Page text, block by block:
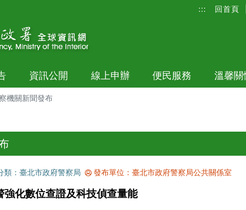
::: 回首頁
資訊公開 線上申辦 便民服務 溫馨關
機關新聞發布
類：臺北市政府警察局 發布單位：臺北市政府警察局公共關係室
化數位查證及科技偵查量能